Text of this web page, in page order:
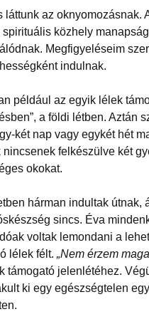
láttunk az oknyomozásnak.
spirituális közhely
Megfigyeléseim
indulnak.
például az egyik lélek
a földi létben. Aztán
két nap vagy egykét hét
nincsenek felkészülve két
okokat.
hárman indultak útnak,
sincs. Éva
voltak lemondani a
lélek félt. „Nem érzem
támogató jelenlétéhez.
ki egy egészségtelen